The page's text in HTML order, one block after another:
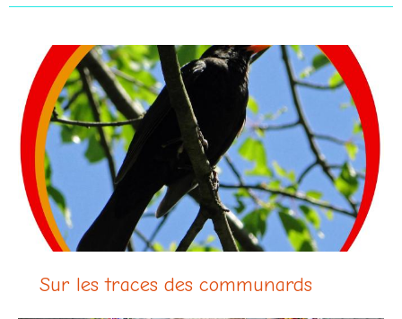
Sur les traces des communards